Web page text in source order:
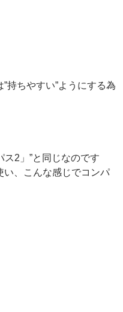
持ちやすい”ようにする為
ス2」”と同じなのです
い、こんな感じでコンパ